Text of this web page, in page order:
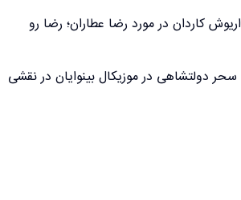
کاردان در مورد رضا عطاران؛ رضا رو
دولتشاهی در موزیکال بینوایان در نقشی